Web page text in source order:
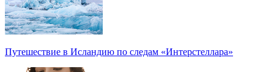
Путешествие в Исландию по следам «Интерстеллара»